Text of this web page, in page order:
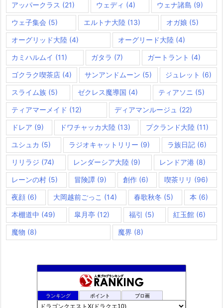
アッパークラス (21) ウェディ (4) ウェナ諸島 (9)
ウェ子集会 (5) エルトナ大陸 (13) オガ娘 (5)
オーグリッド大陸 (4) オーグリード大陸 (4)
カミハルムイ (11) ガタラ (7) ガートラント (4)
ゴクラク喫茶店 (4) サンアンドムーン (5) ジュレット (6)
スライム族 (5) ゼクレス魔導国 (4) ティアソニ (5)
ティアマーメイド (12) ディアマンルージュ (22)
ドレア (9) ドワチャッカ大陸(13) プクランド大陸 (11)
ユシュカ (5) ラジオキャットリリー (9) ラ族日記 (6)
リリラジ (74) レンダーシア大陸 (9) レンドア港 (8)
レーンの村 (5) 冒険譚(9) 創作(6) 喫茶リリ (96)
夜顔 (6) 大岡越前ごっこ (14) 春歌秋冬 (5) 本 (6)
本棚道中 (49) 皐月亭 (12) 福引 (5) 紅玉館(6)
魔物 (8) 魔界 (8)
ランキング ポイント ブロ画
夢路電信草紙
885位 ドラクエ10ぱふぱふの向こう側